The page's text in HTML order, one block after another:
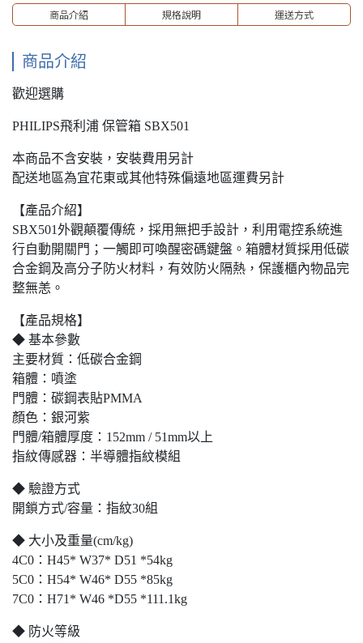
商品介紹 規格說明 運送方式
商品介紹
歡迎選購
PHILIPS飛利浦 保管箱 SBX501
本商品不含安裝，安裝費用另計
配送地區為宜花東或其他特殊偏遠地區運費另計
【產品介紹】
SBX501外觀顛覆傳統，採用無把手設計，利用電控系統進
行自動開關門；一觸即可喚醒密碼鍵盤。箱體材質採用低碳
合金鋼及高分子防火材料，有效防火隔熱，保護櫃內物品完
整無恙。
【產品規格】
◆ 基本參數
主要材質：低碳合金鋼
箱體：噴塗
門體：碳鋼表貼PMMA
顏色：銀河紫
門體/箱體厚度：152mm / 51mm以上
指紋傳感器：半導體指紋模組
◆ 驗證方式
開鎖方式/容量：指紋30組
◆ 大小及重量(cm/kg)
4C0：H45* W37* D51 *54kg
5C0：H54* W46* D55 *85kg
7C0：H71* W46 *D55 *111.1kg
◆ 防火等級